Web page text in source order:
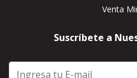
Venta
Suscríbete a